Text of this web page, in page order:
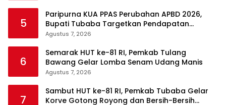
5
Paripurna KUA PPAS Perubahan APBD 2026,
Bupati Tubaba Targetkan Pendapatan
Daerah Rp820,3 Miliar
Agustus 7, 2026
6
Semarak HUT ke-81 RI, Pemkab Tulang
Bawang Gelar Lomba Senam Udang Manis
Agustus 7, 2026
7
Sambut HUT ke-81 RI, Pemkab Tubaba Gelar
Korve Gotong Royong dan Bersih-Bersih